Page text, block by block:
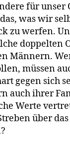
für unser
was wir
zu werfen.
doppelten
Männern.
müssen
gegen sich
auch ihrer
Werte
über